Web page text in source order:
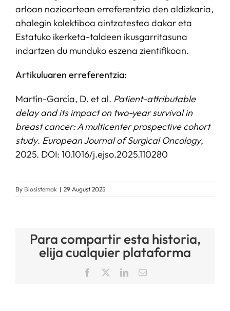
arloan nazioartean erreferentzia den aldizkaria,
ahalegin kolektiboa aintzatestea dakar eta
Estatuko ikerketa-taldeen ikusgarritasuna
indartzen du munduko eszena zientifikoan.
Artikuluaren erreferentzia:
Martín-García, D. et al. Patient-attributable
delay and its impact on two-year survival in
breast cancer: A multicenter prospective cohort
study. European Journal of Surgical Oncology,
2025. DOI: 10.1016/j.ejso.2025.110280
By Biosistemak | 29 August 2025
Para compartir esta historia,
elija cualquier plataforma
Facebook LinkedInEmail